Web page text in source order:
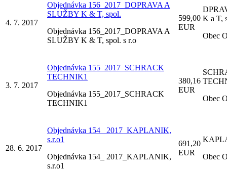
4. 7. 2017
Objednávka 156_2017_DOPRAVA A
SLUŽBY K & T, spol.
Objednávka 156_2017_DOPRAVA A
SLUŽBY K & T, spol. s r.o
599,00
EUR
K a T,
Obec
3. 7. 2017
Objednávka 155_2017_SCHRACK
TECHNIK1
Objednávka 155_2017_SCHRACK
TECHNIK1
380,16
EUR
Obec
28. 6. 2017
Objednávka 154_ 2017_KAPLANIK,
s.r.o1
Objednávka 154_ 2017_KAPLANIK,
s.r.o1
691,20
EUR
Obec